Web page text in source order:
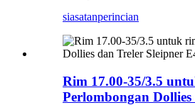
siasatanperincian
Rim 17.00-35/3.5
Perlombongan